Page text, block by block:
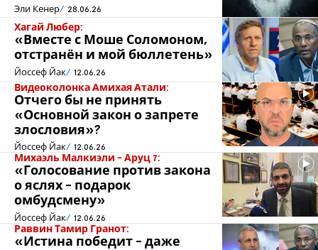
Эли Кенер 28.06.26
Хагай Любер:
«Вместе с Моше Соломоном,
отстранён и мой бюллетень»
Йоссеф Йак 12.06.26
Видеоколонка Амихая Атали:
Отчего бы не принять
«Основной закон о запрете
злословия»?
Йоссеф Йак 12.06.26
Михаэль Малкиэли - Аруц 7:
«Голосование против закона
о яслях - подарок
омбудсмену»
Йоссеф Йак 12.06.26
Раввин Тамир Гранот:
«Истина победит - даже